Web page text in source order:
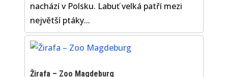
nachází v Polsku. Labuť velká patří mezi
největší ptáky...
Žirafa – Zoo Magdeburg